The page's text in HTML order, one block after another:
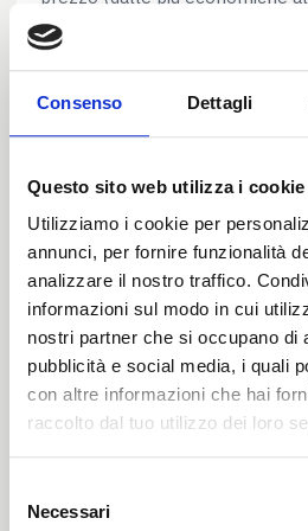
Consenso Dettagli
Questo sito web utilizza i cookie
Utilizziamo i cookie per
annunci, per fornire funzionalità
analizzare il nostro traffico.
informazioni sul modo in cui
nostri partner che si occupano di
pubblicità e social media, i quali
con altre informazioni che hai
raccolto dal tuo utilizzo dei loro
delNecessari
tecnologia (Adsl, Fibra Ottica,
connessione (20Mbs, 100Mbs, 1
Fastweb, WindTre
EhiWeb). Cliccando su ciascuna
modo sarà facile scegliere
Internet più conveniente e che
esigenze domestiche e
risparmiare fino a 400€ all’anno.
Approfitta delle
online a tempo
Molti operatori telefonici,
Vodafone eWindTre , offrono
mensile davvero scontato, il
chiamate (verso telefoni fissi e